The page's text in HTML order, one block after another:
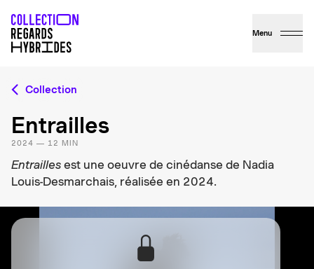
Menu
Collection
Entrailles
2024 — 12 MIN
Entrailles est une oeuvre de cinédanse de Nadia
Louis-Desmarchais, réalisée en 2024.